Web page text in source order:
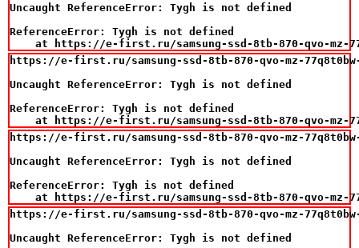
Uncaught ReferenceError: Tygh is not defined
ReferenceError: Tygh is not defined
at https://e-first.ru/samsung-ssd-8tb-870-qvo-mz-
https://e-first.ru/samsung-ssd-8tb-870-qvo-mz-
Uncaught ReferenceError: Tygh is not defined
ReferenceError: Tygh is not defined
at https://e-first.ru/samsung-ssd-8tb-870-qvo-mz-
https://e-first.ru/samsung-ssd-8tb-870-qvo-mz-
Uncaught ReferenceError: Tygh is not defined
ReferenceError: Tygh is not defined
at https://e-first.ru/samsung-ssd-8tb-870-qvo-mz-
https://e-first.ru/samsung-ssd-8tb-870-qvo-mz-
Uncaught ReferenceError: Tygh is not defined